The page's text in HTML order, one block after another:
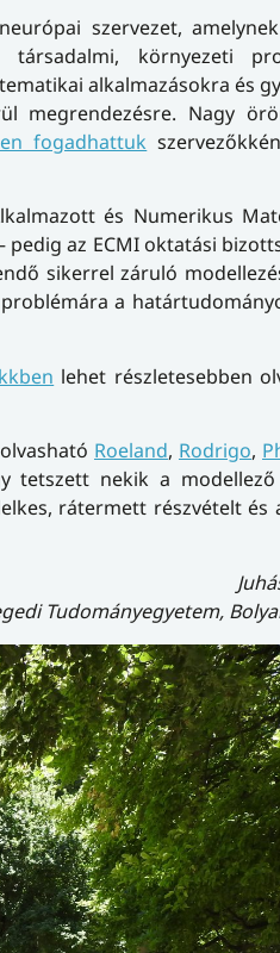
szervezet,
környezeti
alkalmazásokra és
megrendezésre. Nagy
fogadhattuk
és Numerikus
pedig az ECMI oktatási
sikerrel záruló
a
lehet részletesebben
Roeland, Rodrigo,
tetszett nekik a
rátermett részvételt és
Tudományegyetem,